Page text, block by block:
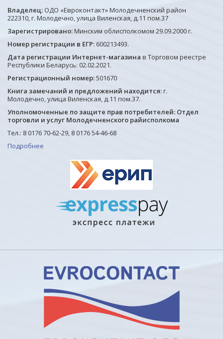
Владелец: ОДО «Евроконтакт» Молодечненский район
222310, г. Молодечно, улица Виленская, д.11 пом.37
Зарегистрировано:Минским облисполкомом 29.09.2000 г.
Номер регистрации в ЕГР: 600213493.
Дата регистрации Интернет-магазина в Торговом реестре
Республики Беларусь: 02.02.2021.
Регистрационный номер:501670
Книга замечаний и предложений находится:г.
Молодечно, улица Виленская, д.11 пом.37.
Уполномоченные по защите прав потребителей: Отдел
торговли и услуг Молодечненского райисполкома
Тел.: 8 0176 70-62-29, 8 0176 54-46-68
Подробнее